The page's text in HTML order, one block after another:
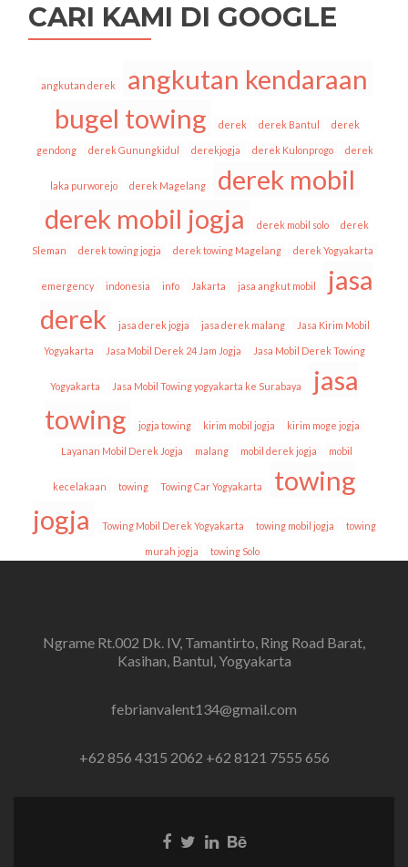
CARI KAMI DI GOOGLE
angkutan derek
angkutan kendaraan
bugel towing
derek derek Bantul derek
gendong derek Gunungkidul derekjogja derek Kulonprogo derek
laka purworejo derek Magelang
derek mobil
derek mobil jogja
derek mobil solo derek
Sleman derek towing jogja derek towing Magelang derek Yogyakarta
emergency indonesia info Jakarta jasa angkut mobil
jasa
derek
jasa derek jogja jasa derek malang Jasa Kirim Mobil
Yogyakarta Jasa Mobil Derek 24 Jam Jogja Jasa Mobil Derek Towing
Yogyakarta Jasa Mobil Towing yogyakarta ke Surabaya
jasa
towing
jogja towing kirim mobil jogja kirim moge jogja
Layanan Mobil Derek Jogja malang mobil derek jogja mobil
kecelakaan towing Towing Car Yogyakarta
towing
jogja
Towing Mobil Derek Yogyakarta towing mobil jogja towing
murah jogja towing Solo
Ngrame Rt.002 Dk. IV, Tamantirto, Ring Road Barat,
Kasihan, Bantul, Yogyakarta
febrianvalent134@gmail.com
+62 856 4315 2062 +62 8121 7555 656
Facebook
Twitter
LinkedinBehance